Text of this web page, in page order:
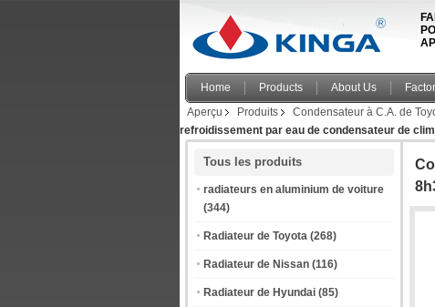
Home Products About Us
Aperçu
Produits Condensateur à C.A. de
refroidissement par eau de condensateur de
Tous les produits
radiateurs en aluminium de voiture
(344)
Radiateur de Toyota (268)
Radiateur de Nissan (116)
Radiateur de Hyundai (85)